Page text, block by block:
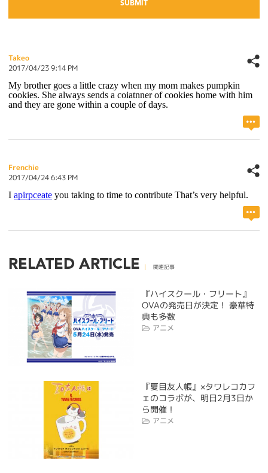
Takeo
2017/04/23 9:14 PM
My brother goes a little crazy when my mom makes pumpkin
cookies. She always sends a coiatnner of cookies home with him
and they are gone within a couple of days.
Frenchie
2017/04/24 6:43 PM
I apirpceate you taking to time to contribute That’s very helpful.
RELATED ARTICLE 関連記事
『ハイスクール・フリート』
OVAの発売日が決定！ 豪華特
典も多数
アニメ
『夏目友人帳』×タワレコカフ
ェのコラボが、明日2月3日か
ら開催！
アニメ